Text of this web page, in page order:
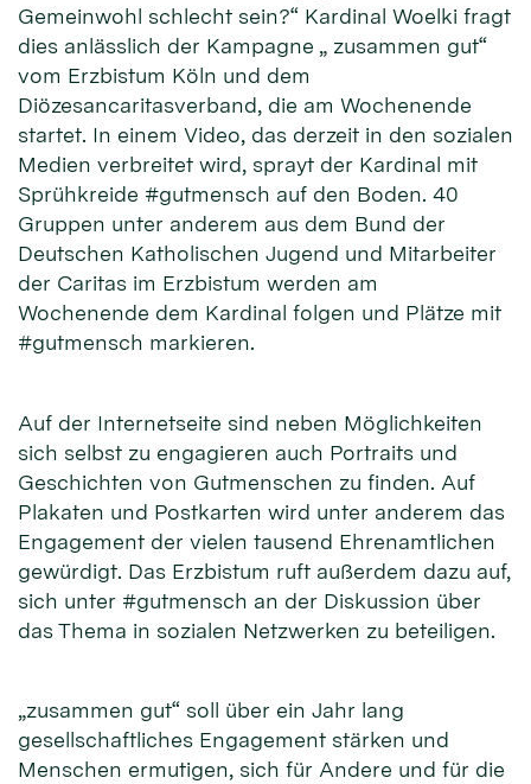
Gemeinwohl schlecht sein?“ Kardinal Woelki fragt
dies anlässlich der Kampagne „ zusammen gut“
vom Erzbistum Köln und dem
Diözesancaritasverband, die am Wochenende
startet. In einem Video, das derzeit in den sozialen
Medien verbreitet wird, sprayt der Kardinal mit
Sprühkreide #gutmensch auf den Boden. 40
Gruppen unter anderem aus dem Bund der
Deutschen Katholischen Jugend und Mitarbeiter
der Caritas im Erzbistum werden am
Wochenende dem Kardinal folgen und Plätze mit
#gutmensch markieren.
Auf der Internetseite sind neben Möglichkeiten
sich selbst zu engagieren auch Portraits und
Geschichten von Gutmenschen zu finden. Auf
Plakaten und Postkarten wird unter anderem das
Engagement der vielen tausend Ehrenamtlichen
gewürdigt. Das Erzbistum ruft außerdem dazu auf,
sich unter #gutmensch an der Diskussion über
das Thema in sozialen Netzwerken zu beteiligen.
„zusammen gut“ soll über ein Jahr lang
gesellschaftliches Engagement stärken und
Menschen ermutigen, sich für Andere und für die